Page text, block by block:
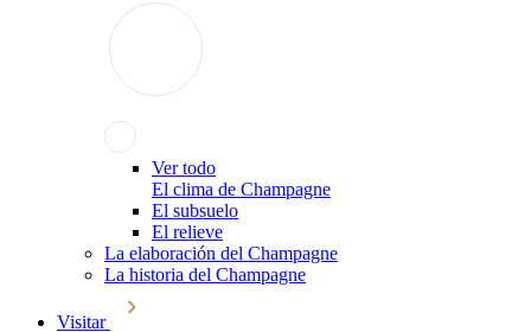
Ver todo
El clima de Champagne
El subsuelo
El relieve
La elaboración del Champagne
La historia del Champagne
Visitar